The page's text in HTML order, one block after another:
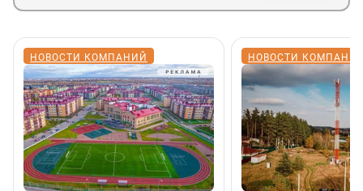
НОВОСТИ КОМПАНИЙ НОВОСТИ